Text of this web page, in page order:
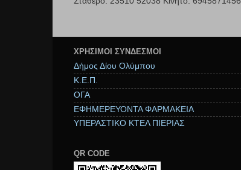
ΧΡΉΣΙΜΟΙ ΣΥΝΔΕΣΜΟΙ
Δήμος Δίου Ολύμπου
Κ.Ε.Π.
ΟΓΑ
ΕΦΗΜΕΡΕΥΟΝΤΑ ΦΑΡΜΑΚΕΙΑ
ΥΠΕΡΑΣΤΙΚΟ ΚΤΕΛ ΠΙΕΡΙΑΣ
QR CODE